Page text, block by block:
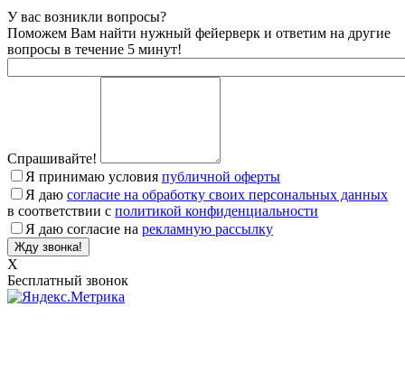
У вас возникли вопросы?
Поможем Вам найти нужный фейерверк и ответим на другие
вопросы в течение 5 минут!
Спрашивайте!
Я принимаю условия публичной оферты
Я даю согласие на обработку своих персональных данных
в соответствии с политикой конфиденциальности
Я даю согласие на рекламную рассылку
X
Бесплатный звонок